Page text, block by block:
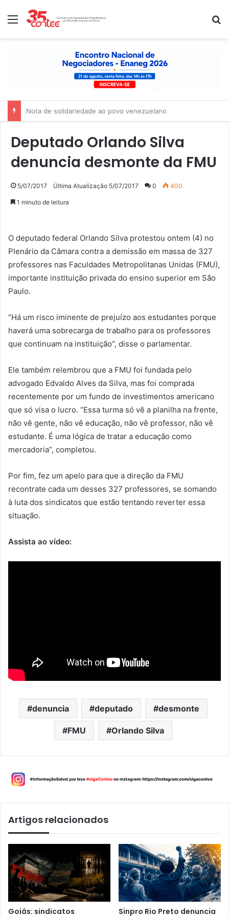
Menu
Nota de solidariedade ao povo venezuelano
Deputado Orlando Silva
denuncia desmonte da FMU
5/07/2017 Última Atualização 5/07/2017 0 400
1 minuto de leitura
O deputado federal Orlando Silva protestou ontem (4) no
Plenário da Câmara contra a demissão em massa de 327
professores nas Faculdades Metropolitanas Unidas (FMU),
importante instituição privada do ensino superior em São
Paulo.
“Há um risco iminente de prejuízo aos estudantes porque
haverá uma sobrecarga de trabalho para os professores
que continuam na instituição”, disse o parlamentar.
Ele também relembrou que a FMU foi fundada pelo
advogado Edvaldo Alves da Silva, mas foi comprada
recentemente por um fundo de investimentos americano
que só visa o lucro. “Essa turma só vê a planilha na frente,
não vê gente, não vê educação, não vê professor, não vê
estudante. É uma lógica de tratar a educação como
mercadoria”, completou.
Por fim, fez um apelo para que a direção da FMU
recontrate cada um desses 327 professores, se somando
à luta dos sindicatos que estão tentando reverter essa
situação.
Assista ao vídeo:
denuncia deputado desmonte
FMU Orlando Silva
Artigos relacionados
Goiás: sindicatos
Sinpro Rio Preto denuncia